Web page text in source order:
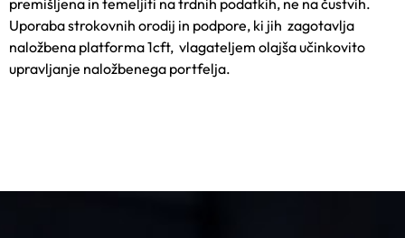
premišljena in temeljiti na trdnih podatkih, ne na čustvih.
Uporaba strokovnih orodij in podpore, ki jih zagotavlja
naložbena platforma 1cft, vlagateljem olajša učinkovito
upravljanje naložbenega portfelja.